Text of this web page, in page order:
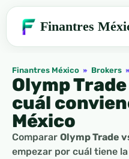
Finantres
Finantres México » Brokers »
Olymp
cuál
México
Comparar Olymp Trade
empezar por cuál tiene